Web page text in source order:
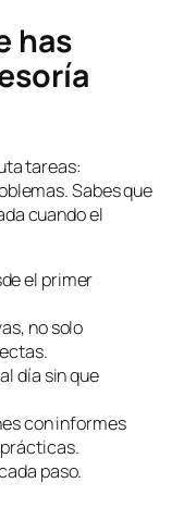
has
tareas:
Sabes que
cuando el
el primer
no solo
día sin que
con informes
paso.